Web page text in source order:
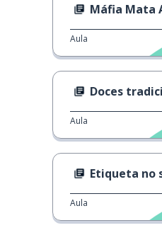
Máfia Mata
Aula
Doces
Aula
Etiqueta no
Aula